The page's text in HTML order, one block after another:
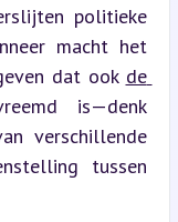
politieke
macht het
dat ook de
is—denk
verschillende
tussen